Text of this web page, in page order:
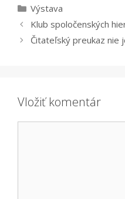
Kategórie
Výstava
Klub spoločenských
Čitateľský preukaz nie
Vložiť komentár